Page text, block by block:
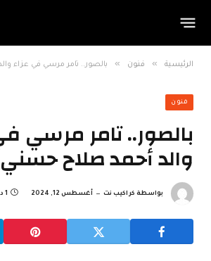
الرئيسية » فنون » بالصور.. تامر مرسي في عزاء
فنون
بالصور.. تامر مرسي
والد أحمد صلاح حسني
بواسطة كراكيب نت أغسطس 12, 2024 1 دقائق